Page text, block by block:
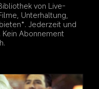
von Live-
Unterhaltung,
Jederzeit und
Abonnement